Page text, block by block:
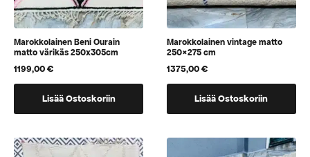
Marokkolainen Beni Ourain
matto värikäs 250x305cm
1199,00€
Lisää Ostoskoriin
Marokkolainen vintage matto
250×275 cm
1375,00€
Lisää Ostoskoriin